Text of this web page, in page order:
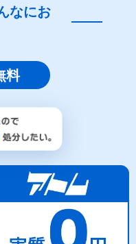
なにお
料